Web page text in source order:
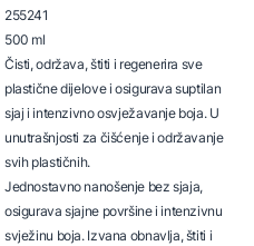
255241
500 ml
Čisti, održava, štiti i regenerira sve
plastične dijelove i osigurava suptilan
sjaj i intenzivno osvježavanje boja. U
unutrašnjosti za čišćenje i održavanje
svih plastičnih.
Jednostavno nanošenje bez sjaja,
osigurava sjajne površine i intenzivnu
svježinu boja. Izvana obnavlja, štiti i